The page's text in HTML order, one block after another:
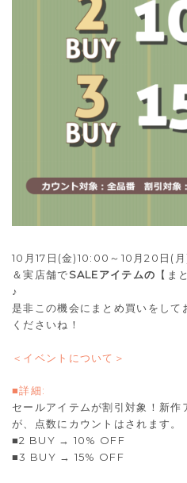
10月17日(金)10:00～10月20日(
＆実店舗でSALEアイテムの 【ま
♪
是非この機会にまとめ買いをし
くださいね！
＜イベントについて＞
■詳細:
セールアイテムが割引対象！新作
が、点数にカウントはされます。
■2 BUY → 10% OFF
■3 BUY → 15% OFF